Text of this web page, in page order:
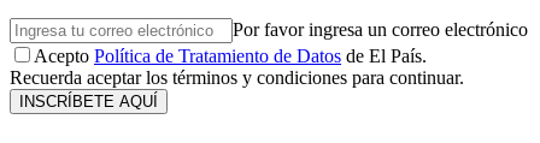
Por favor ingresa un correo electrónico
Acepto Política de Tratamiento de Datos de El País.
Recuerda aceptar los términos y condiciones para continuar.
INSCRÍBETE AQUÍ